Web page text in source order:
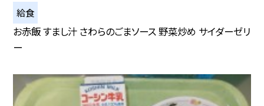
給食
お赤飯 すまし汁 さわらのごまソース 野菜炒め サイダーゼリ
ー